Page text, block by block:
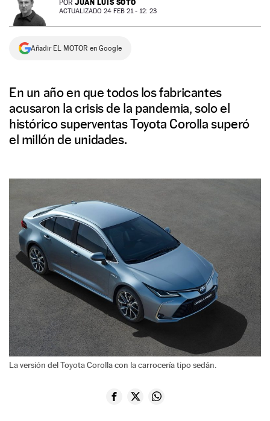
NEWSLETTER
SÍGUENOS
POR JUAN LUIS SOTO
ACTUALIZADO 24 FEB 21 - 12: 23
Añadir EL MOTOR en Google
En un año en que todos los fabricantes
acusaron la crisis de la pandemia, solo el
histórico superventas Toyota Corolla superó
el millón de unidades.
La versión del Toyota Corolla con la carrocería tipo sedán.